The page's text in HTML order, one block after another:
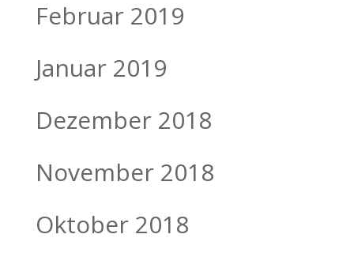
Februar 2019
Januar 2019
Dezember 2018
November 2018
Oktober 2018